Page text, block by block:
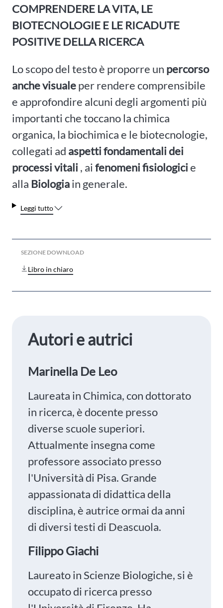
COMPRENDERE LA VITA, LE
BIOTECNOLOGIE E LE RICADUTE
POSITIVE DELLA RICERCA
Lo scopo del testo è proporre un percorso
anche visualeper rendere comprensibile
e approfondire alcuni degli argomenti più
importanti che toccano la chimica
organica, la biochimica e le biotecnologie,
collegati ad aspetti fondamentali dei
processi vitali , aifenomeni fisiologicie
alla Biologiain generale.
Leggi tutto
SEZIONE DOWNLOAD
Libro in chiaro
Autori e autrici
Marinella De Leo
Laureata in Chimica, con dottorato
in ricerca, è docente presso
diverse scuole superiori.
Attualmente insegna come
professore associato presso
l'Università di Pisa. Grande
appassionata di didattica della
disciplina, è autrice ormai da anni
di diversi testi di Deascuola.
Filippo Giachi
Laureato in Scienze Biologiche, si è
occupato di ricerca presso